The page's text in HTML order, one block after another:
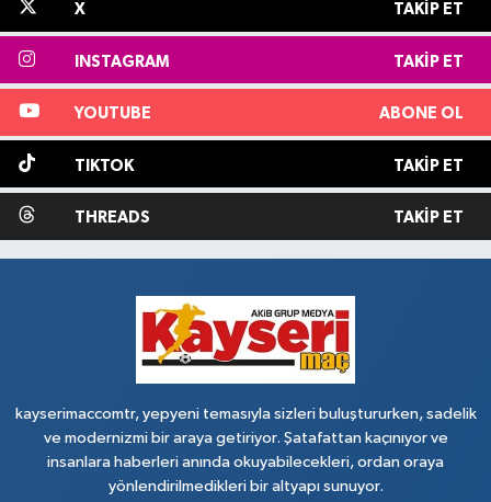
X TAKIP ET
INSTAGRAM TAKIP ET
YOUTUBE ABONE OL
TIKTOK TAKIP ET
THREADS TAKIP ET
kayserimaccomtr, yepyeni temasıyla sizleri buluştururken, sadelik
ve modernizmi bir araya getiriyor. Şatafattan kaçınıyor ve
insanlara haberleri anında okuyabilecekleri, ordan oraya
yönlendirilmedikleri bir altyapı sunuyor.